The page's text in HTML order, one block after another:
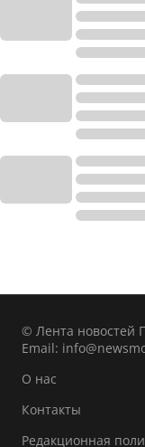
© Лента новостей
Email:
О нас
Контакты
Редакционная